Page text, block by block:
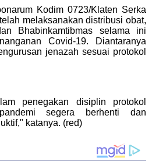
Kodim 0723/Klaten Serka
melaksanakan distribusi obat,
Bhabinkamtibmas selama ini
Covid-19. Diantaranya
jenazah sesuai protokol
penegakan disiplin protokol
segera berhenti dan
katanya. (red)